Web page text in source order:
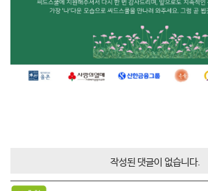
작성된 댓글이 없습니다.